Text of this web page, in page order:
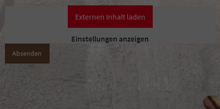
Externen Inhalt laden
Einstellungen anzeigen
Absenden